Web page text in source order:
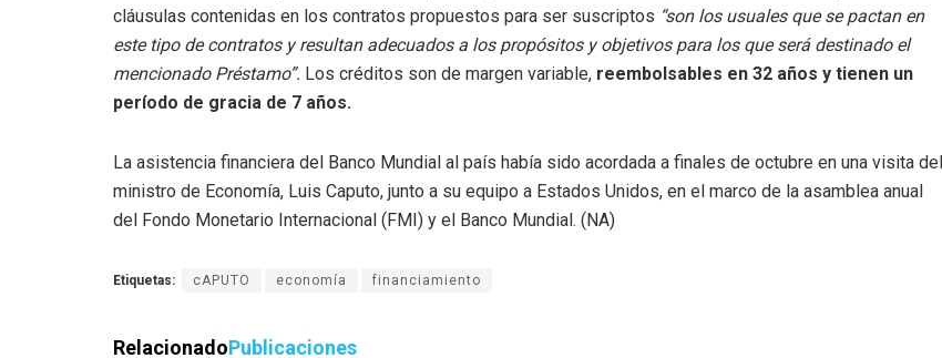
cláusulas contenidas en los contratos propuestos para ser suscriptos “son los usuales que se pactan en
este tipo de contratos y resultan adecuados a los propósitos y objetivos para los que será destinado el
mencionado Préstamo”. Los créditos son de margen variable, reembolsables en 32 años y tienen un
período de gracia de 7 años.
La asistencia financiera del Banco Mundial al país había sido acordada a finales de octubre en una visita del
ministro de Economía, Luis Caputo, junto a su equipo a Estados Unidos, en el marco de la asamblea anual
del Fondo Monetario Internacional (FMI) y el Banco Mundial. (NA)
Etiquetas: cAPUTO economía financiamiento
RelacionadoPublicaciones